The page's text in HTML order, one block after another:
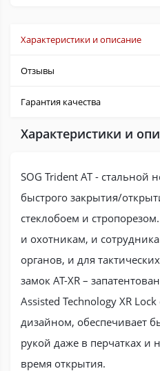
Характеристики и описание
Отзывы
Гарантия качества
Характеристики и
SOG Trident AT - стальной
быстрого закрытия/
стеклобоем и
и охотникам, и
органов, и для
замок AT-XR –
Assisted Technology XR
дизайном, обеспечивает
рукой даже в перчатках и
время открытия.